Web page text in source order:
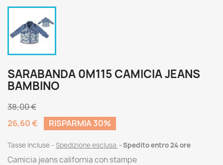
SARABANDA 0M115 CAMICIA JEANS
BAMBINO
38,00 €
26,60 €
RISPARMIA 30%
Tasse incluse Spedizione esclusa Spedito entro 24 ore
Camicia jeans california con stampe